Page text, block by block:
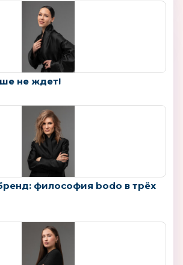
не ждет!
философия bodo в трёх